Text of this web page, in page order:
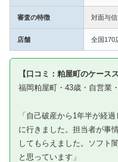
審査の特徴 対面与
店舗 全国170
【口コミ：粕屋町のケース
福岡粕屋町・43歳・自営業
「自己破産から1年半が経
に行きました。担当者が事
してもらえました。ソフト
と思っています」